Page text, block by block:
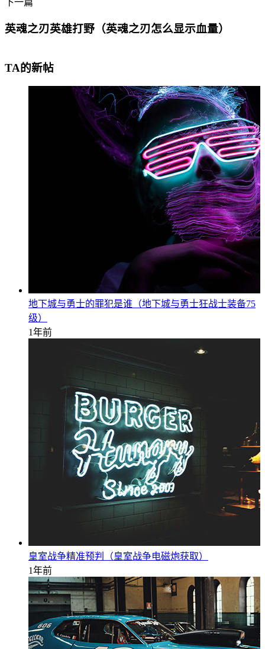
下一篇
英魂之刃英雄打野（英魂之刃怎么显示血量）
TA的新帖
地下城与勇士的罪犯是谁（地下城与勇士狂战士装备75
级）
1年前
皇室战争精准预判（皇室战争电磁炮获取）
1年前